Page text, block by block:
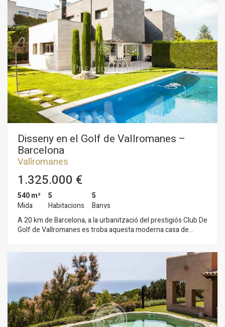
Com a informació addicional, disposa d'un avant projecte que
disposa de l'aprobacion de Ajuntament: - 110 habitacions
dobles de nivell sènior suite i 10 de nivell junior suite. - Spa
lúdic-terapèutic + zona de bellesa i 16 gabinets, total 2.500 m²
- Creat amb criteris de sostenibilitat i eficiència hidràulica i
tèrmica. - 11.000 m² construïts, (inclosos soterranis). - Dos
restaurants per a 200 persones - Zona esportiva.
Disseny en el Golf de Vallromanes –
Barcelona
Vallromanes
1.325.000 €
540 m²
Mida
5
Habitacions
5
Banys
A 20 km de Barcelona, a la urbanització del prestigiós Club De
Golf de Vallromanes es troba aquesta moderna casa de
zona enjardinada amb piscina salina i barbacoa i una altra zona
d'arbres frutales.la casa es distribueix en tres plantes
comunicades per ascensor. En la planta baixa hi ha una sala de
TV, ampli i obert saló-menjador amb xemeneia, cuina-office,
lavabo de cortesia i una habitació amb bany en suite.
Destaquen els grans finestrals que proporcionen lluminositat
a totes les estades i ens connecten directament amb el jardí.